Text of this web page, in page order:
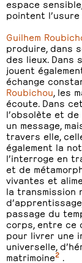
espace
pointent
Guilhem
produire, dans
des lieux. Dans
jouent
échange
Roubichou , les
écoute. Dans
l’obsolète et de
un message,
travers elle,
également la
l’interroge en
et de
vivantes et
la transmission
passage du
corps, entre ce
pour livrer une
universelle,
matrimoine2